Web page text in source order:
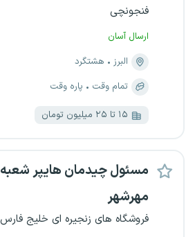
فنجونچی
ارسال آسان
البرز
هشتگرد
تمام وقت
پاره وقت
۱۵ تا ۲۵ میلیون تومان
مسئول چیدمان هایپر شعبه
مهرشهر
فروشگاه های زنجیره ای خلیج فارس